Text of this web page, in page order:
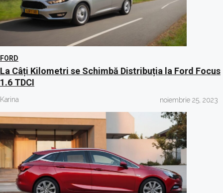
FORD
La Câți Kilometri se Schimbă Distribuția la Ford Focus
1.6 TDCI
Karina noiembrie 25, 2023